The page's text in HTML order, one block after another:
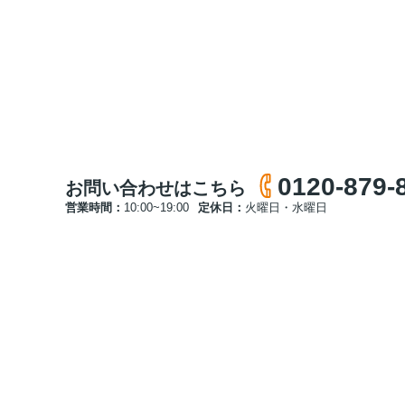
お問い合わせはこちら 0120-879-
営業時間： 10:00~19:00 定休日： 火曜日・水曜日